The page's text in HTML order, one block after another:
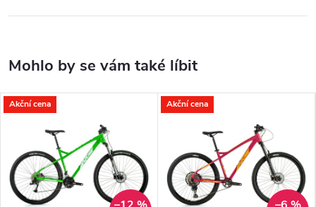
Akční cena Akční cena